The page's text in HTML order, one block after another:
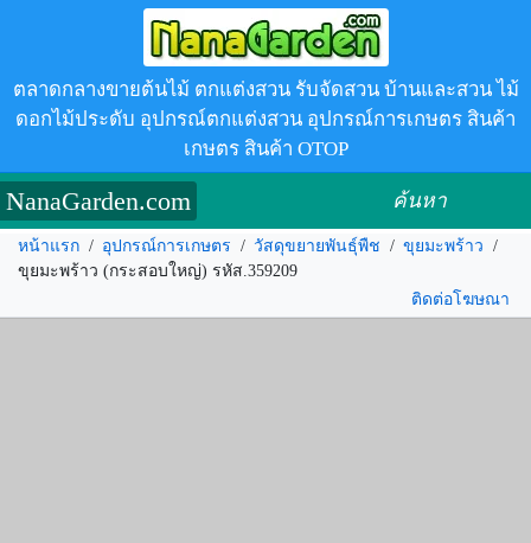
ตลาดกลางขายต้นไม้ ตกแต่งสวน รับจัดสวน บ้านและสวน ไม้
ดอกไม้ประดับ อุปกรณ์ตกแต่งสวน อุปกรณ์การเกษตร สินค้า
เกษตร สินค้า OTOP
NanaGarden.com ค้นหา
หน้าแรก / อุปกรณ์การเกษตร / วัสดุขยายพันธุ์พืช / ขุยมะพร้าว /
ขุยมะพร้าว (กระสอบใหญ่) รหัส.359209
ติดต่อโฆษณา